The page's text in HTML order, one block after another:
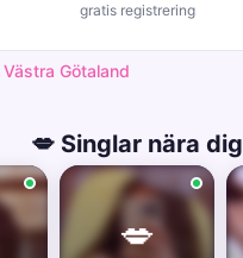
gratis registrering
Götaland
💋 Singlar nära dig
💋